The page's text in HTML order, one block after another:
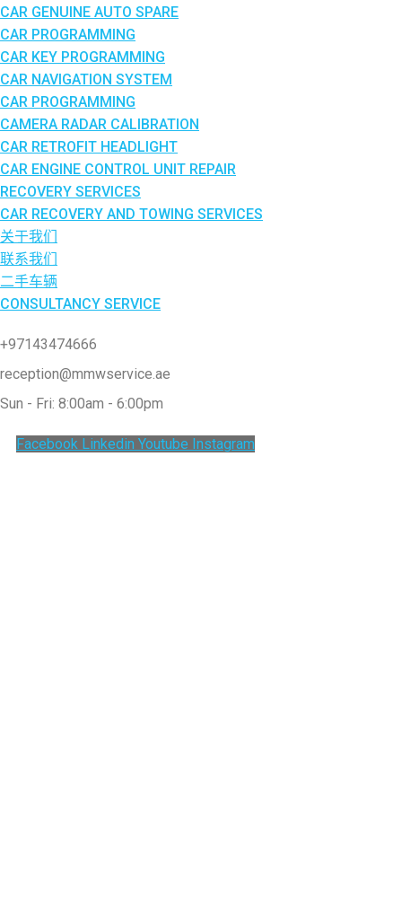
CAR GENUINE AUTO SPARE
CAR PROGRAMMING
CAR KEY PROGRAMMING
CAR NAVIGATION SYSTEM
CAR PROGRAMMING
CAMERA RADAR CALIBRATION
CAR RETROFIT HEADLIGHT
CAR ENGINE CONTROL UNIT REPAIR
RECOVERY SERVICES
CAR RECOVERY AND TOWING SERVICES
关于我们
联系我们
二手车辆
CONSULTANCY SERVICE
+97143474666
reception@mmwservice.ae
Sun - Fri: 8:00am - 6:00pm
Facebook Linkedin Youtube Instagram